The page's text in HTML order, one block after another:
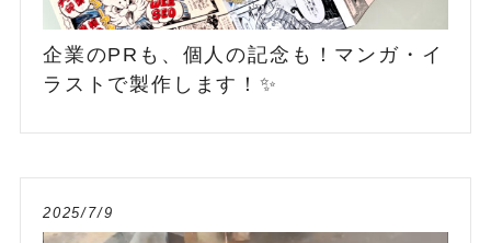
企業のPRも、個人の記念も！マンガ・イ
ラストで製作します！✨
2025/7/9